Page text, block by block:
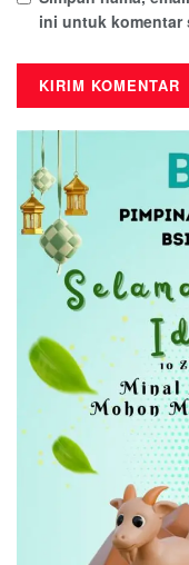
ini untuk komentar